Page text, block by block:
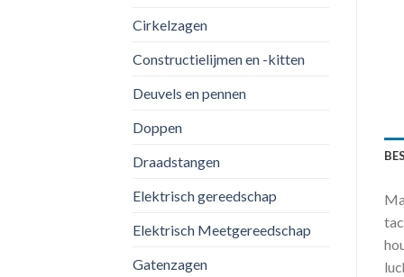
Cirkelzagen
Constructielijmen en -kitten
Deuvels en pennen
Doppen
Draadstangen
Elektrisch gereedschap
Elektrisch Meetgereedschap
Gatenzagen